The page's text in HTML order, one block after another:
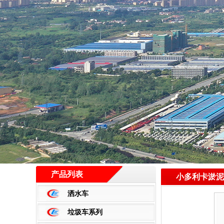
产品列表
洒水车
垃圾车系列
小多利卡淤